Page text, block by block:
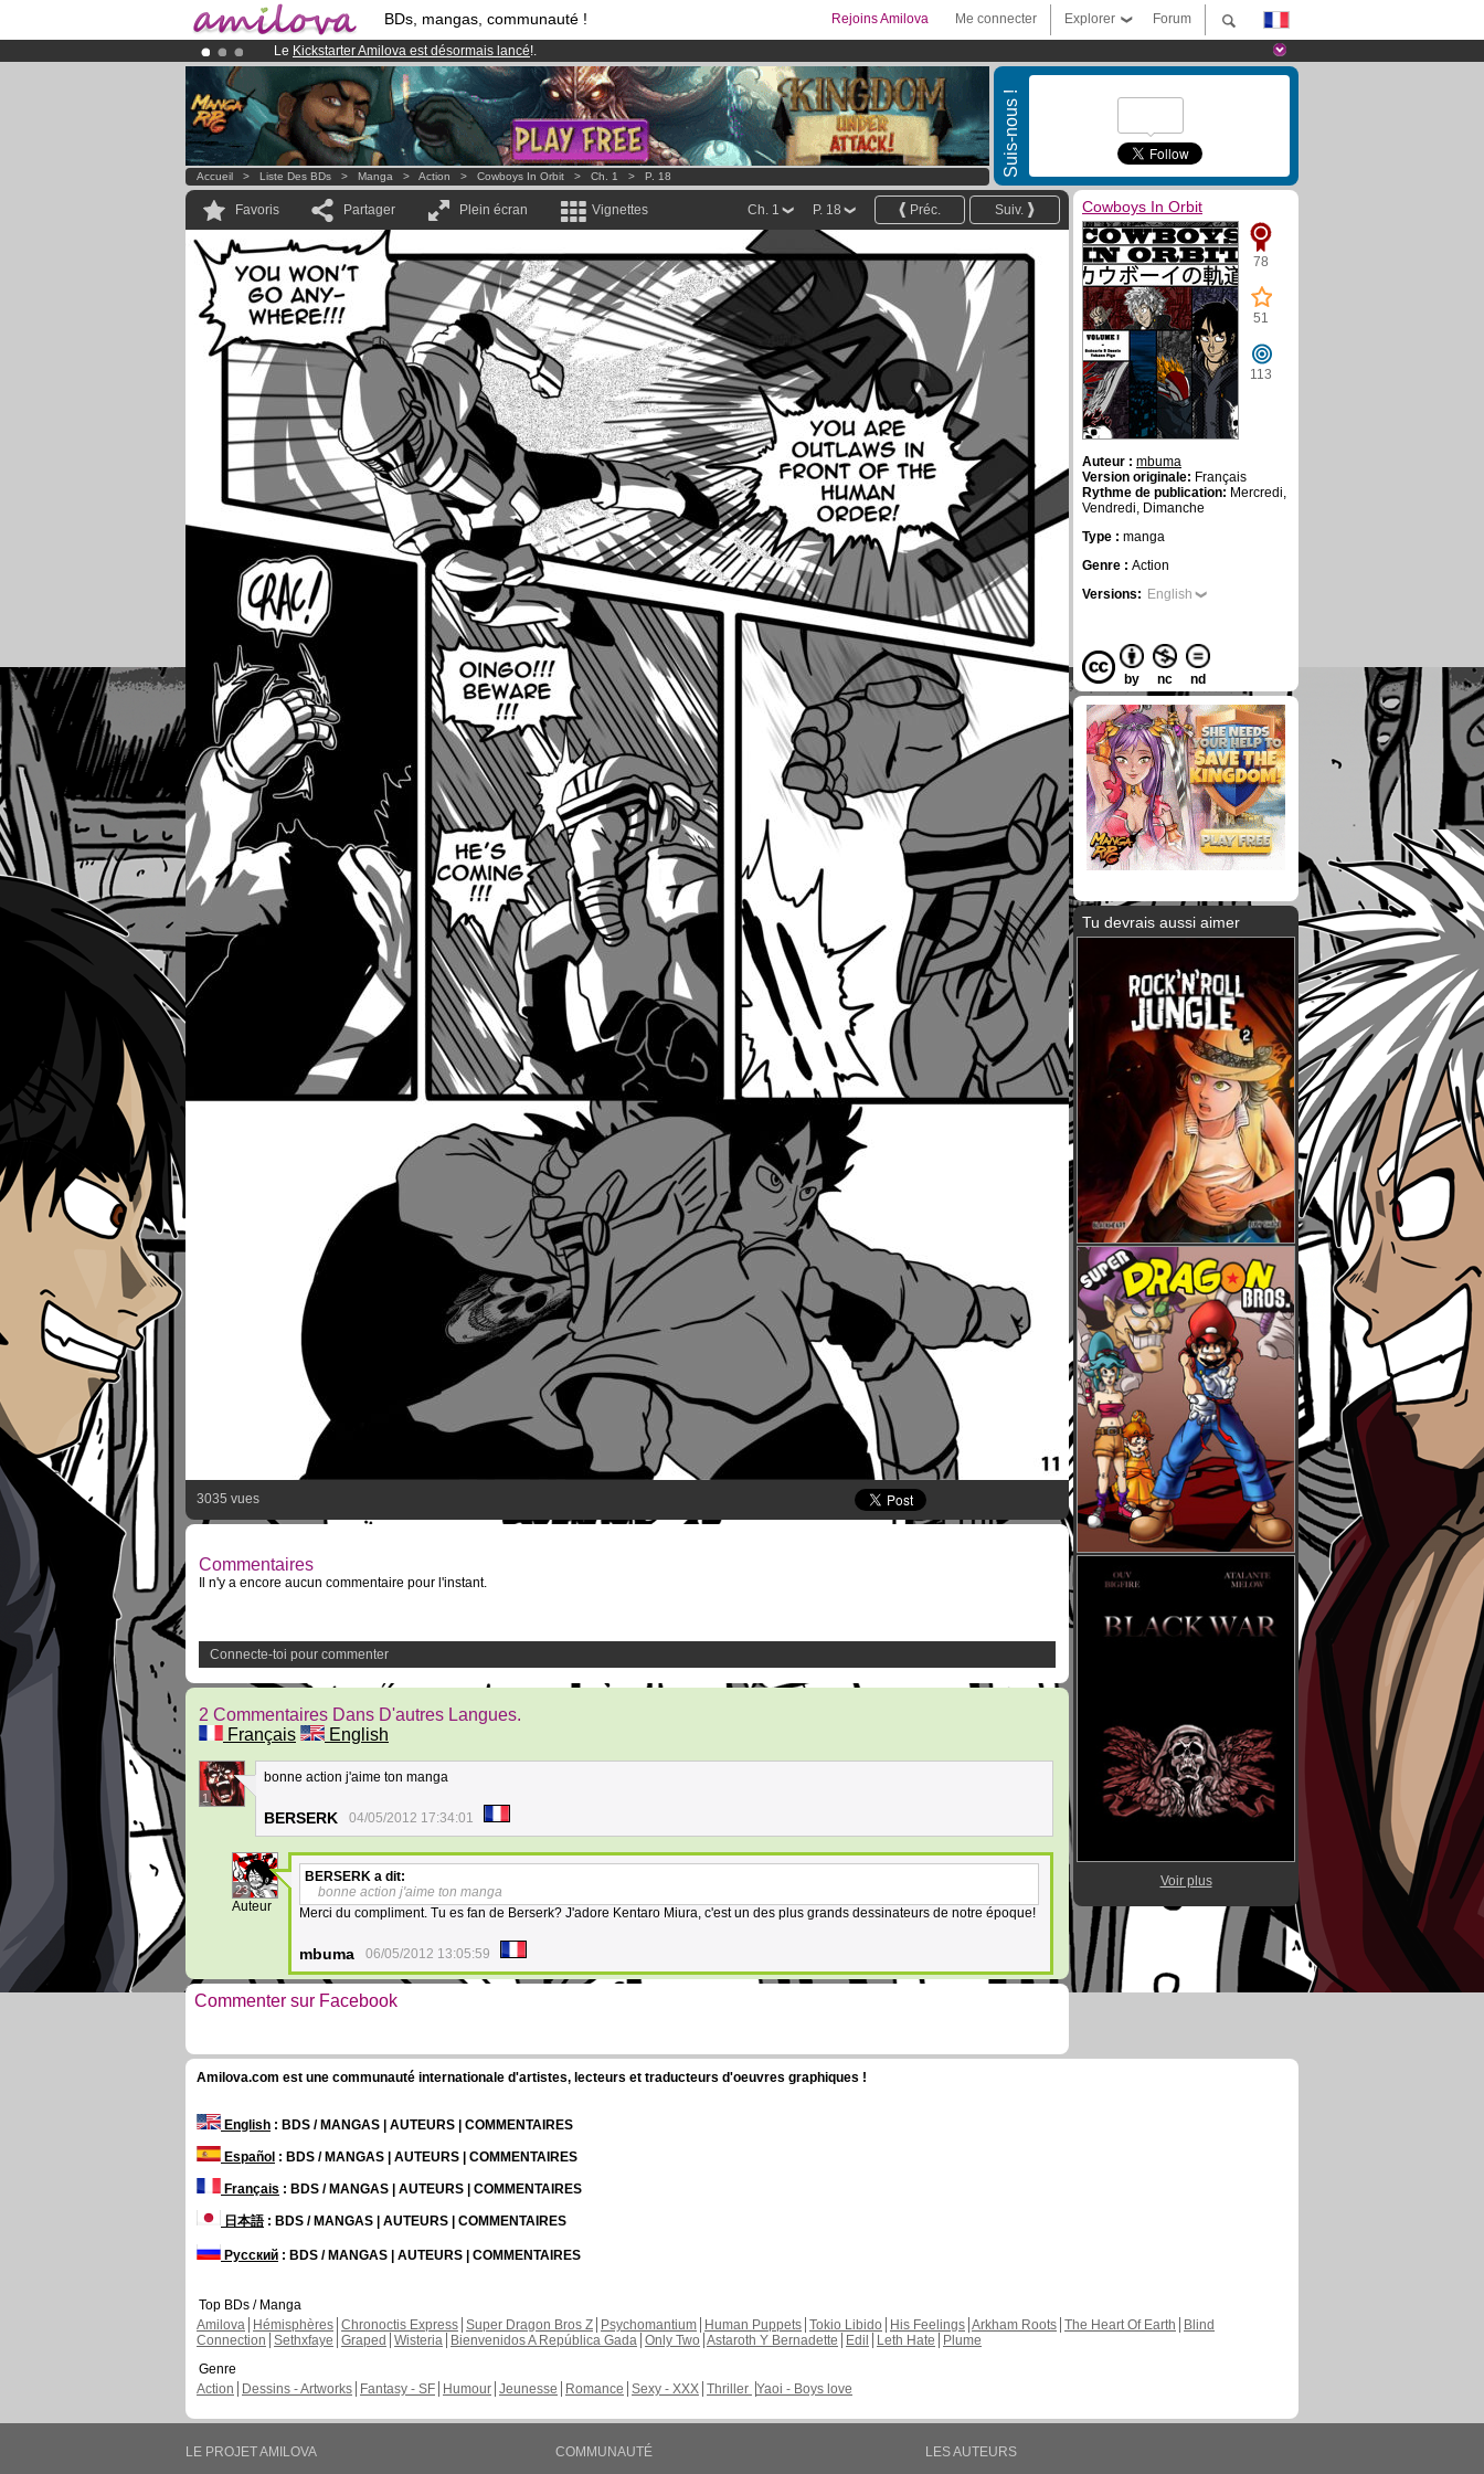
BDs, mangas, communauté ! Forum
Explorer
Me connecter
Rejoins Amilova
Le Kickstarter Amilova est désormais lancé!.
Déjà 100000membreset 1000BDs & Mangas!
Abonnement premium: à partir de
3.95 eurospar mois !Clique ici pour t'abonner
Suis-nous !
Accueil > Liste Des BDs > Manga > Action > Cowboys In Orbit > Ch. 1 > P. 18
Favoris Partager Plein écran Vignettes Suiv.
Préc.
P. 18
Ch. 1
3035 vues
Commentaires
Il n'y a encore aucun commentaire pour l'instant.
Connecte-toi pour commenter
2 Commentaires Dans D'autres Langues.
Français
English
1
bonne action j'aime ton manga
BERSERK 04/05/2012 17:34:01
23
Auteur
BERSERK a dit:
bonne action j'aime ton manga
Merci du compliment. Tu es fan de Berserk? J'adore Kentaro Miura, c'est un des plus grands dessinateurs de notre époque!
mbuma 06/05/2012 13:05:59
Commenter sur Facebook
Cowboys In Orbit
78
51
113
Auteur : mbuma
Version originale: Français
Rythme de publication: Mercredi,
Vendredi, Dimanche
Type : manga
Genre : Action
Versions: English
by nc nd
Tu devrais aussi aimer
Voir plus
Amilova.com est une communauté internationale d'artistes, lecteurs et traducteurs d'oeuvres graphiques !
English : BDS / MANGAS | AUTEURS | COMMENTAIRES
Español : BDS / MANGAS | AUTEURS | COMMENTAIRES
Français : BDS / MANGAS | AUTEURS | COMMENTAIRES
日本語: BDS / MANGAS | AUTEURS | COMMENTAIRES
Русский : BDS / MANGAS | AUTEURS | COMMENTAIRES
Top BDs / Manga
Amilova
Hémisphères Chronoctis Express Super Dragon Bros Z Psychomantium Human Puppets Tokio Libido His Feelings Arkham Roots The Heart Of Earth
Blind
Connection Sethxfaye Graped Wisteria Bienvenidos A República Gada Only Two Astaroth Y Bernadette Edil Leth Hate
Plume
Genre
Action
Dessins - Artworks Fantasy - SF Humour Jeunesse Romance Sexy - XXX Thriller Yaoi - Boys love
LE PROJET AMILOVA
COMMUNAUTÉ
LES AUTEURS